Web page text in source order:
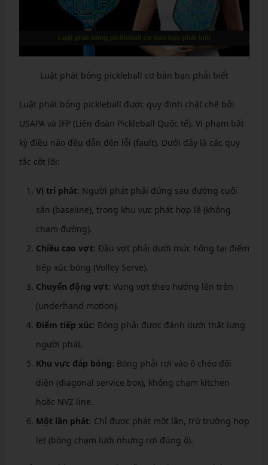
Luật phát bóng pickleball cơ bản bạn phải biết
Luật phát bóng pickleball được quy định chặt chẽ bởi
USAPA và IFP (Liên đoàn Pickleball Quốc tế). Vi phạm bất
kỳ điều nào đều dẫn đến lỗi (fault). Dưới đây là các quy
tắc cốt lõi:
Vị trí phát: Người phát phải đứng sau đường cuối
sân (baseline), trong khu vực phát hợp lệ (không
chạm đường).
Chiều cao vợt: Đầu vợt phải dưới mức hông tại điểm
tiếp xúc bóng (Volley Serve).
Chuyển động vợt: Vung vợt theo hướng lên trên
(underhand motion).
Điểm tiếp xúc: Bóng phải được đánh dưới thắt lưng
người phát.
Khu vực đáp bóng: Bóng phải rơi vào ô chéo đối
diện (diagonal service box), không chạm kitchen
hoặc NVZ line.
Một lần phát: Chỉ được phát một lần, trừ trường hợp
let (bóng chạm lưới nhưng rơi đúng ô).